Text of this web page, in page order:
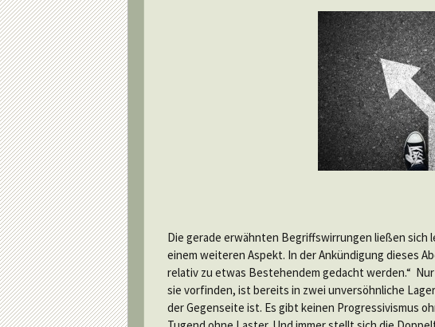
Die gerade erwähnten Begriffswirrungen ließen sich
einem weiteren Aspekt. In der Ankündigung dieses
relativ zu etwas Bestehendem gedacht werden.“
sie vorfinden, ist bereits in zwei unversöhnliche
der Gegenseite ist. Es gibt keinen Progressivismus